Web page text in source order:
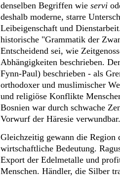
denselben Begriffen wie servi
deshalb moderne, starre
Leibeigenschaft und
historische "Grammatik der
Entscheidend sei, wie
Abhängigkeiten beschrieben.
Fynn-Paul) beschrieben - als
orthodoxer und muslimischer
und religiöse Konflikte
Bosnien war durch schwache
Vorwurf der Häresie verwundbar.
Gleichzeitig gewann die Region
wirtschaftliche Bedeutung.
Export der Edelmetalle und
Menschen. Händler, die Silber